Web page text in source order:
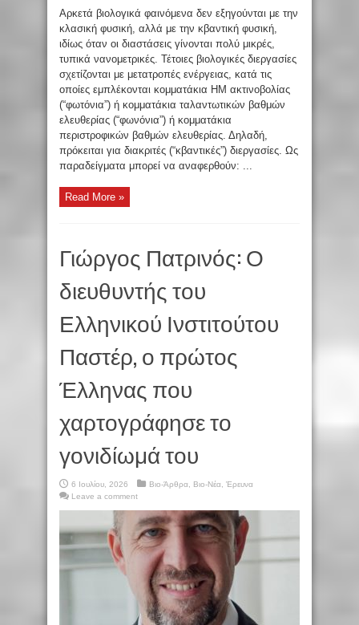
Αρκετά βιολογικά φαινόμενα δεν εξηγούνται με την
κλασική φυσική, αλλά με την κβαντική φυσική,
ιδίως όταν οι διαστάσεις γίνονται πολύ μικρές,
τυπικά νανομετρικές. Τέτοιες βιολογικές διεργασίες
σχετίζονται με μετατροπές ενέργειας, κατά τις
οποίες εμπλέκονται κομματάκια ΗΜ ακτινοβολίας
(“φωτόνια”) ή κομματάκια ταλαντωτικών βαθμών
ελευθερίας (“φωνόνια”) ή κομματάκια
περιστροφικών βαθμών ελευθερίας. Δηλαδή,
πρόκειται για διακριτές (“κβαντικές”) διεργασίες. Ως
παραδείγματα μπορεί να αναφερθούν: ...
Read More »
Γιώργος Πατρινός: Ο
διευθυντής του
Ελληνικού Ινστιτούτου
Παστέρ, ο πρώτος
Έλληνας που
χαρτογράφησε το
γονιδίωμά του
6 Ιουλίου, 2026 Βιο-Άρθρα Βιο-Νέα Έρευνα
Leave a comment